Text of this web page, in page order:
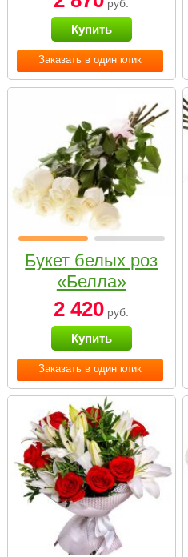
Заказать в один клик
руб.
Купить
Заказать в один клик
Букет белых роз
«Белла»
2 420 руб.
Купить